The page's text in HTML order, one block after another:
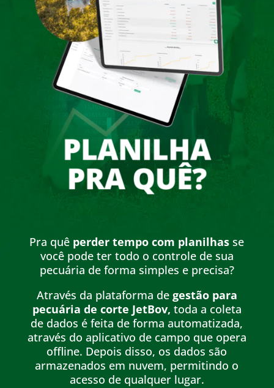
Pra quê perder tempo com planilhas se
você pode ter todo o controle de sua
pecuária de forma simples e precisa?
Através da plataforma de gestão para
pecuária de corte JetBov, toda a coleta
de dados é feita de forma automatizada,
através do aplicativo de campo que opera
offline. Depois disso, os dados são
armazenados em nuvem, permitindo o
acesso de qualquer lugar.